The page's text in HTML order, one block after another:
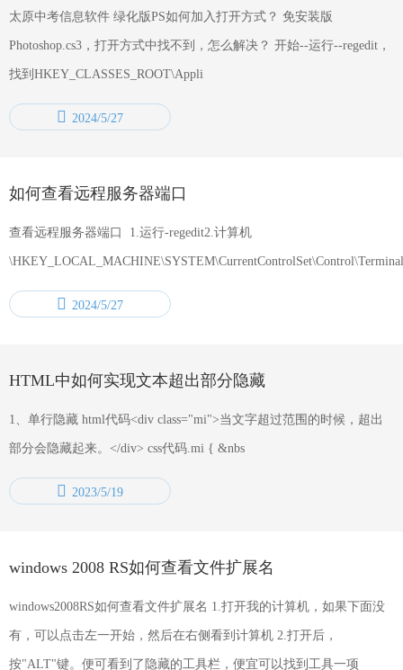
太原中考信息软件 绿化版PS如何加入打开方式？ 免安装版
Photoshop.cs3，打开方式中找不到，怎么解决？ 开始--运行--regedit，
找到HKEY_CLASSES_ROOT\Appli
2024/5/27
如何查看远程服务器端口
查看远程服务器端口 1.运行-regedit2.计算机
2024/5/27
HTML中如何实现文本超出部分隐藏
1、单行隐藏 html代码<div class="mi">当文字超过范围的时候，超出
部分会隐藏起来。</div> css代码.mi { &nbs
2023/5/19
windows 2008 RS如何查看文件扩展名
windows2008RS如何查看文件扩展名 1.打开我的计算机，如果下面没
有，可以点击左一开始，然后在右侧看到计算机 2.打开后，
按"ALT"键。便可看到了隐藏的工具栏，便宜可以找到工具一项